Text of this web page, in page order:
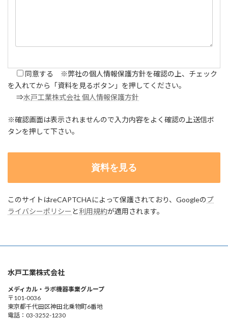
同意する ※弊社の個人情報保護方針を確認の上、チェック
を入れてから「資料を見るボタン」を押してください。
⇒水戸工業株式会社 個人情報保護方針
※確認画面は表示されませんので入力内容をよく確認の上送信ボ
タンを押して下さい。
このサイトはreCAPTCHAによって保護されており、Googleのプ
ライバシーポリシー と利用規約が適用されます。
水戸工業株式会社
メディカル・ラボ機器事業グループ
〒101-0036
東京都千代田区神田北乗物町6番地
電話：03-3252-1230